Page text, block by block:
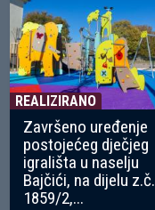
REALIZIRANO
Završeno uređenje
postojećeg dječjeg
igrališta u naselju
Bajčići, na dijelu z.č.
1859/2,...